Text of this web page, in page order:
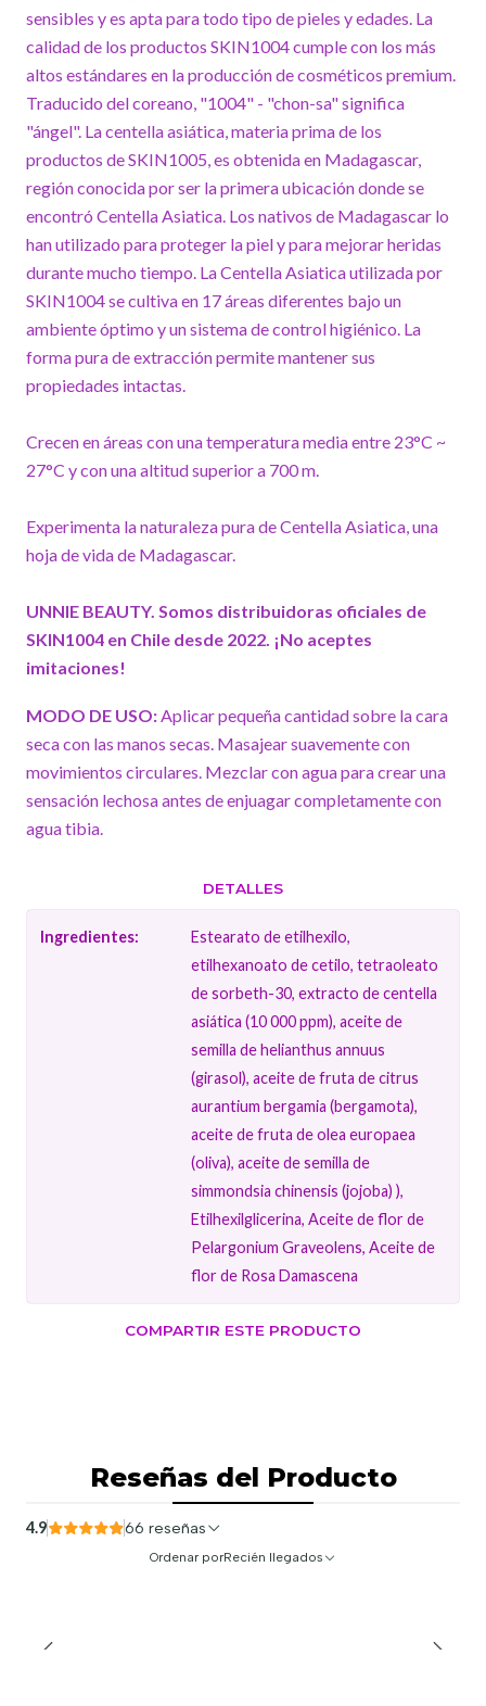
sensibles y es apta para todo tipo de pieles y edades. La
calidad de los productos SKIN1004 cumple con los más
altos estándares en la producción de cosméticos premium.
Traducido del coreano, "1004" - "chon-sa" significa
"ángel". La centella asiática, materia prima de los
productos de SKIN1005, es obtenida en Madagascar,
región conocida por ser la primera ubicación donde se
encontró Centella Asiatica. Los nativos de Madagascar lo
han utilizado para proteger la piel y para mejorar heridas
durante mucho tiempo. La Centella Asiatica utilizada por
SKIN1004 se cultiva en 17 áreas diferentes bajo un
ambiente óptimo y un sistema de control higiénico. La
forma pura de extracción permite mantener sus
propiedades intactas.
Crecen en áreas con una temperatura media entre 23°C ~
27°C y con una altitud superior a 700 m.
Experimenta la naturaleza pura de Centella Asiatica, una
hoja de vida de Madagascar.
UNNIE BEAUTY. Somos distribuidoras oficiales de
SKIN1004 en Chile desde 2022. ¡No aceptes
imitaciones!
MODO DE USO:Aplicar pequeña cantidad sobre la cara
seca con las manos secas. Masajear suavemente con
movimientos circulares. Mezclar con agua para crear una
sensación lechosa antes de enjuagar completamente con
agua tibia.
DETALLES
Ingredientes:
Estearato de etilhexilo,
etilhexanoato de cetilo, tetraoleato
de sorbeth-30, extracto de centella
asiática (10 000 ppm), aceite de
semilla de helianthus annuus
(girasol), aceite de fruta de citrus
aurantium bergamia (bergamota),
aceite de fruta de olea europaea
(oliva), aceite de semilla de
simmondsia chinensis (jojoba) ),
Etilhexilglicerina, Aceite de flor de
Pelargonium Graveolens, Aceite de
flor de Rosa Damascena
COMPARTIR ESTE PRODUCTO
Reseñas del Producto
4.9 66 reseñas
Ordenar porRecién llegados